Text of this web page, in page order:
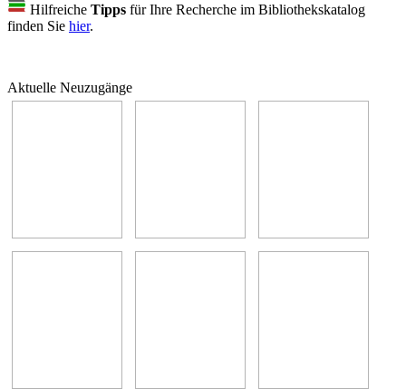
Hilfreiche Tipps für Ihre Recherche im Bibliothekskatalog
finden Sie hier.
Aktuelle Neuzugänge